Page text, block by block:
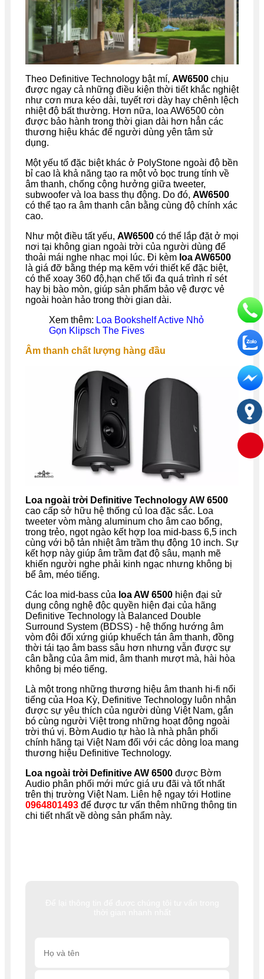
Theo Definitive Technology bật mí, AW6500 chịu
được ngay cả những điều kiện thời tiết khắc nghiệt
như cơn mưa kéo dài, tuyết rơi dày hay chênh lệch
nhiệt độ bất thường. Hơn nữa, loa AW6500 còn
được bảo hành trong thời gian dài hơn hẳn các
thương hiệu khác để người dùng yên tâm sử
dụng.
Một yếu tố đặc biệt khác ở PolyStone ngoài độ bền
bỉ cao là khả năng tạo ra một vỏ bọc trung tính về
âm thanh, chống cộng hưởng giữa tweeter,
subwoofer và loa bass thụ động. Do đó, AW6500
có thể tạo ra âm thanh cân bằng cùng độ chính xác
cao.
Như một điều tất yếu, AW6500 có thể lắp đặt ở mọi
nơi tại không gian ngoài trời của người dùng để
thoải mái nghe nhạc mọi lúc. Đi kèm loa AW6500
là giá đỡ bằng thép mạ kẽm với thiết kế đặc biệt,
có thể xoay 360 độ,hạn chế tối đa quá trình rỉ sét
hay bị bào mòn, giúp sản phẩm bảo vệ được vẻ
ngoài hoàn hảo trong thời gian dài.
Xem thêm: Loa Bookshelf Active Nhỏ
Gọn Klipsch The Fives
Âm thanh chất lượng hàng đầu
Loa ngoài trời Definitive Technology AW 6500
cao cấp sở hữu hệ thống củ loa đặc sắc. Loa
tweeter vòm màng aluminum cho âm cao bổng,
trong trẻo, ngọt ngào kết hợp loa mid-bass 6,5 inch
cùng với bộ tản nhiệt âm trầm thụ động 10 inch. Sự
kết hợp này giúp âm trầm đạt độ sâu, mạnh mẽ
khiến người nghe phải kinh ngạc nhưng không bị
bể âm, méo tiếng.
Các loa mid-bass của loa AW 6500 hiện đại sử
dụng công nghệ độc quyền hiện đại của hãng
Definitive Technology là Balanced Double
Surround System (BDSS) - hệ thống hướng âm
vòm đôi đối xứng giúp khuếch tán âm thanh, đồng
thời tái tạo âm bass sâu hơn nhưng vẫn được sự
cân bằng của âm mid, âm thanh mượt mà, hài hòa
không bị méo tiếng.
Là một trong những thương hiệu âm thanh hi-fi nổi
tiếng của Hoa Kỳ, Definitive Technology luôn nhận
được sự yêu thích của người dùng Việt Nam, gắn
bó cùng người Việt trong những hoạt động ngoài
trời thú vị. Bờm Audio tự hào là nhà phân phối
chính hãng tại Việt Nam đối với các dòng loa mang
thương hiệu Definitive Technology.
Loa ngoài trời Definitive AW 6500 được Bờm
Audio phân phối mới mức giá ưu đãi và tốt nhất
trên thị trường Việt Nam. Liên hệ ngay tới Hotline
0964801493 để được tư vấn thêm những thông tin
chi tiết nhất về dòng sản phẩm này.